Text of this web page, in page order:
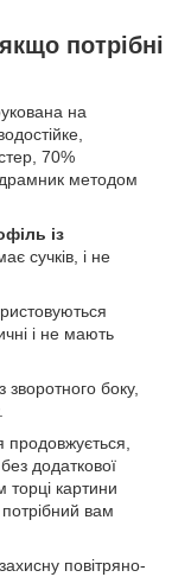
потрібні
на
70%
методом
із
сучків, і не
і не мають
зворотного боку,
продовжується,
додаткової
картини
вам
повітряно-